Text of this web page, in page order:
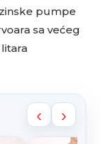
pumpe
sa većeg